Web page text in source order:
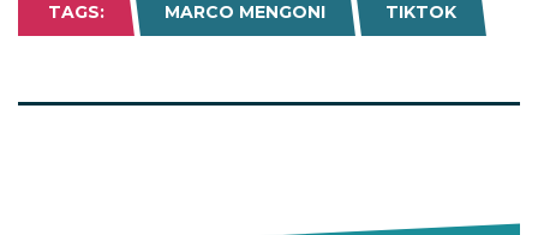
TAGS: MARCO MENGONI TIKTOK